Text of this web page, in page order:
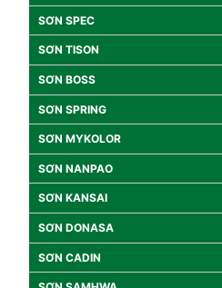
SƠN SPEC
SƠN TISON
SƠN BOSS
SƠN SPRING
SƠN MYKOLOR
SƠN NANPAO
SƠN KANSAI
SƠN DONASA
SƠN CADIN